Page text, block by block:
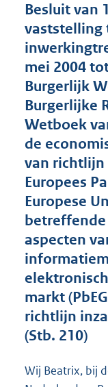
Besluit van
vaststelling
mei 2004
Burgerlijk
Burgerlijke
Wetboek
de
van richtlijn
Europees
Europese
aspecten
markt
richtlijn
(Stb. 210)
Wij Beatrix, bij